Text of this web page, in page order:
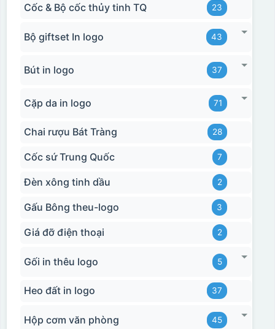
Cốc & Bộ cốc thủy tinh TQ 23
Bộ giftset In logo 43
Bút in logo 37
Cặp da in logo 71
Chai rượu Bát Tràng 28
Cốc sứ Trung Quốc 7
Đèn xông tinh dầu 2
Gấu Bông theu-logo 3
Giá đỡ điện thoại 2
Gối in thêu logo 5
Heo đất in logo 37
Hộp cơm văn phòng 45